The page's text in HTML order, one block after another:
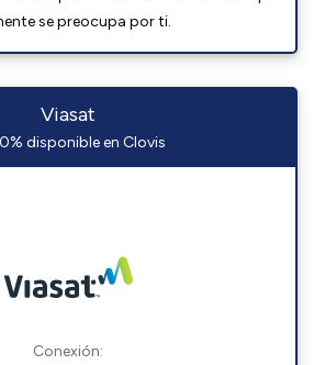
se preocupa por ti.
Viasat
disponible en Clovis
Conexión: